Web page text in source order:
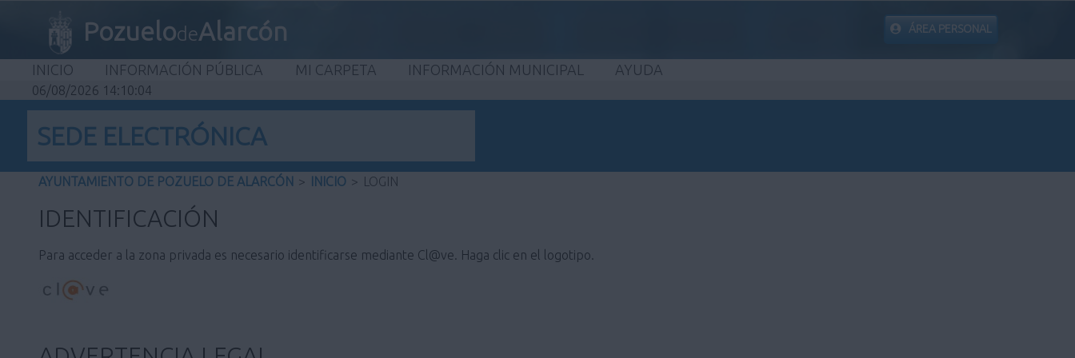
PozuelodeAlarcón ÁREA PERSONAL
INICIO INFORMACIÓN PÚBLICA MI CARPETA INFORMACIÓN MUNICIPAL AYUDA
06/08/2026 14:10:04
SEDE ELECTRÓNICA
AYUNTAMIENTO DE POZUELO DE ALARCÓN > INICIO > LOGIN
IDENTIFICACIÓN
Para acceder a la zona privada es necesario identificarse mediante Cl@ve. Haga clic en el logotipo.